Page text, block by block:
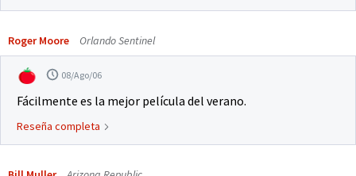
Roger Moore Orlando Sentinel
08/Ago/06
Fácilmente es la mejor película del verano.
Reseña completa